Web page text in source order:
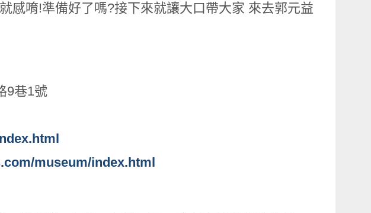
感唷!準備好了嗎?接下來就讓大口帶大家 來去郭元益
9巷1號
museum/index.html